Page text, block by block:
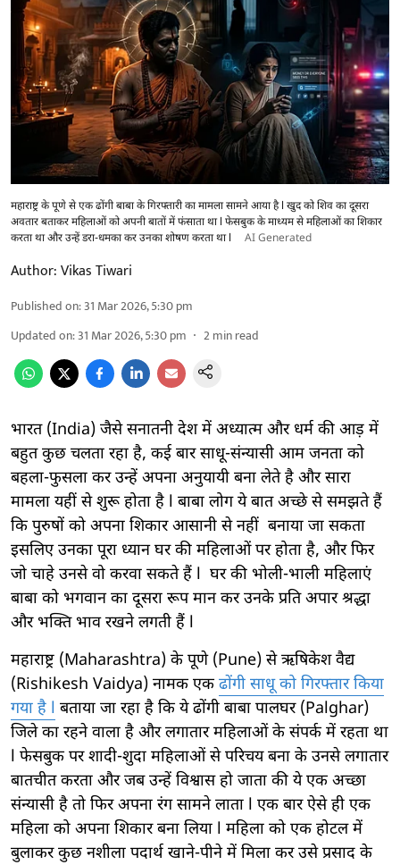
महाराष्ट्र के पूणे से एक ढोंगी बाबा के गिरफ्तारी का मामला सामने आया है l खुद को शिव का दूसरा
अवतार बताकर महिलाओं को अपनी बातों में फंसाता था l फेसबुक के माध्यम से महिलाओं का शिकार
करता था और उन्हें डरा-धमका कर उनका शोषण करता था l
AI Generated
Author:Vikas Tiwari
Published on:31 Mar 2026, 5:30 pm
Updated on:31 Mar 2026, 5:30 pm 2min read
भारत (India) जैसे सनातनी देश में अध्यात्म और धर्म की आड़ में
बहुत कुछ चलता रहा है, कई बार साधू-संन्यासी आम जनता को
बहला-फुसला कर उन्हें अपना अनुयायी बना लेते है और सारा
मामला यहीं से शुरू होता है l बाबा लोग ये बात अच्छे से समझते हैं
कि पुरुषों को अपना शिकार आसानी से नहीं बनाया जा सकता
इसलिए उनका पूरा ध्यान घर की महिलाओं पर होता है, और फिर
जो चाहे उनसे वो करवा सकते हैं l घर की भोली-भाली महिलाएं
बाबा को भगवान का दूसरा रूप मान कर उनके प्रति अपार श्रद्धा
और भक्ति भाव रखने लगती हैं l
महाराष्ट्र (Maharashtra) के पूणे (Pune) से ऋषिकेश वैद्य
(Rishikesh Vaidya) नामक एकढोंगी साधू को गिरफ्तार किया
गया है l बताया जा रहा है कि ये ढोंगी बाबा पालघर (Palghar)
जिले का रहने वाला है और लगातार महिलाओं के संपर्क में रहता था
l फेसबुक पर शादी-शुदा महिलाओं से परिचय बना के उनसे लगातार
बातचीत करता और जब उन्हें विश्वास हो जाता की ये एक अच्छा
संन्यासी है तो फिर अपना रंग सामने लाता l एक बार ऐसे ही एक
महिला को अपना शिकार बना लिया l महिला को एक होटल में
बुलाकर कुछ नशीला पदार्थ खाने-पीने में मिला कर उसे प्रसाद के